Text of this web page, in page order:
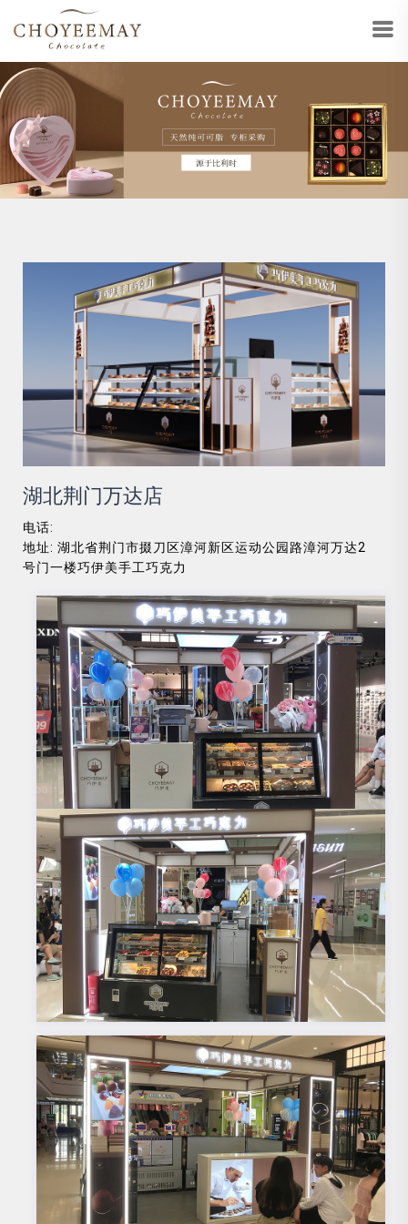
湖北荆门万达店
电话:
地址: 湖北省荆门市掇刀区漳河新区运动公园路漳河万达2
号门一楼巧伊美手工巧克力